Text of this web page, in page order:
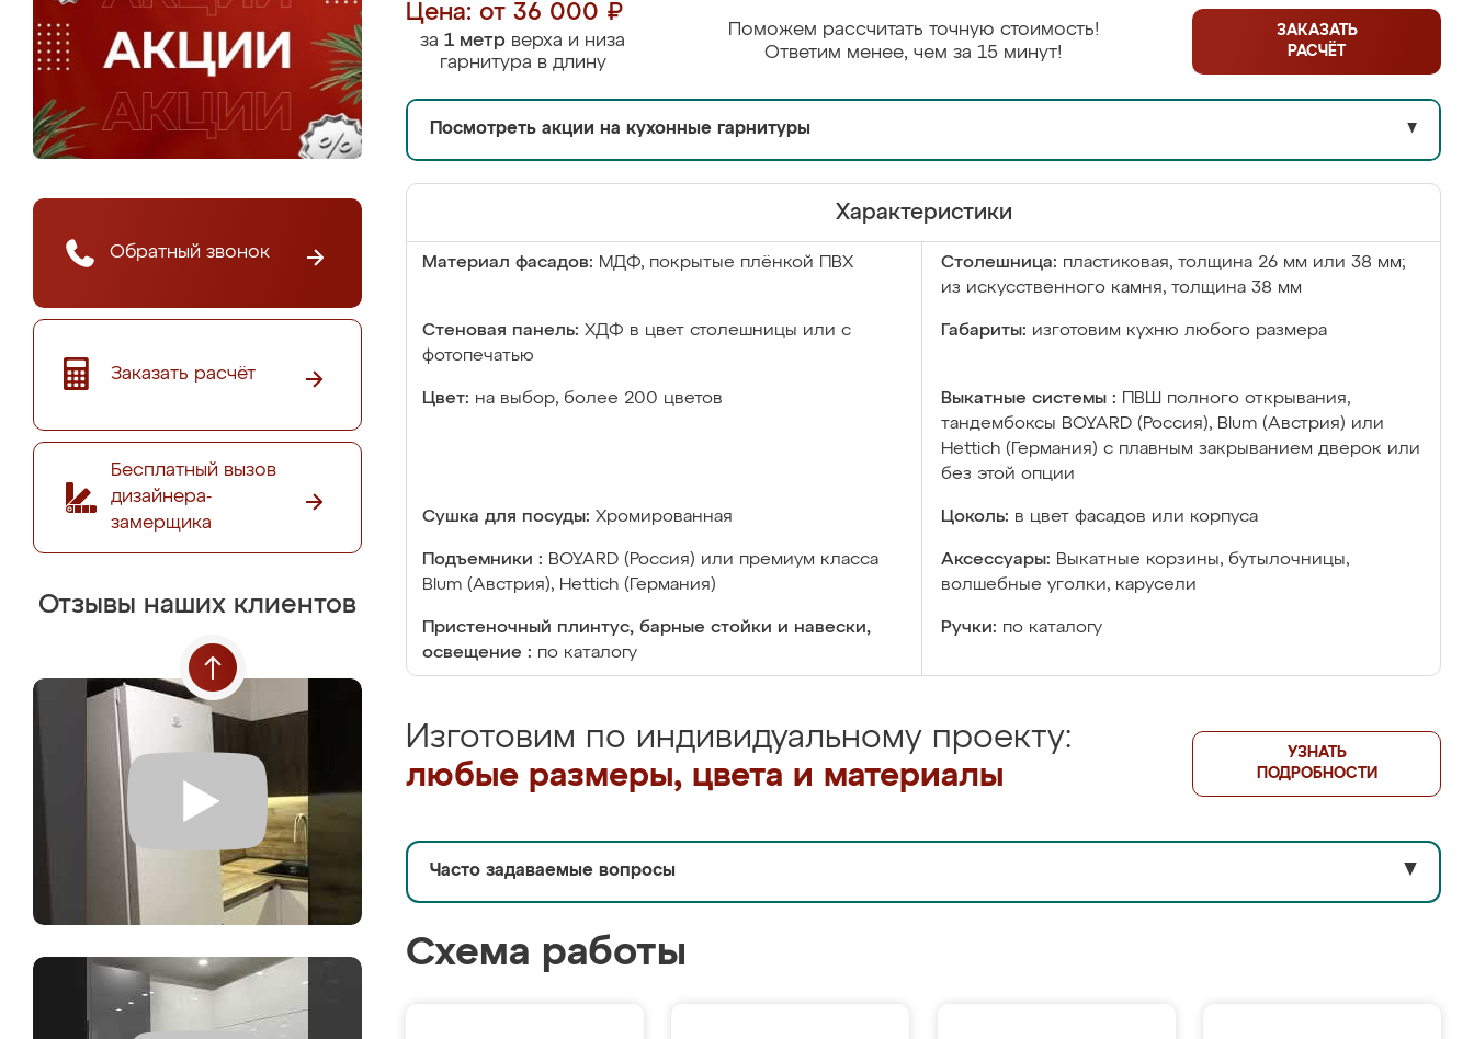
Обратный звонок
Заказать расчёт
Бесплатный вызов
дизайнера-
замерщика
Отзывы наших клиентов
Цена: от 36 000 ₽
за 1 метр верха и низа
гарнитура в длину
Поможем рассчитать точную стоимость!
Ответим менее, чем за 15 минут!
ЗАКАЗАТЬ
РАСЧЁТ
Посмотреть акции на кухонные гарнитуры ▼
Характеристики
Материал фасадов: МДФ, покрытые плёнкой ПВХ Столешница: пластиковая, толщина 26 мм или 38 мм;
из искусственного камня, толщина 38 мм
Стеновая панель: ХДФ в цвет столешницы или с
фотопечатью
Габариты: изготовим кухню любого размера
Цвет: на выбор, более 200 цветов Выкатные системы :
ПВШ полного открывания,
тандембоксы BOYARD (Россия), Blum (Австрия) или
Hettich (Германия) с плавным закрыванием дверок или
без этой опции
Сушка для посуды: Хромированная Цоколь: в цвет фасадов или корпуса
Подъемники : BOYARD (Россия) или премиум класса
Blum (Австрия), Hettich (Германия)
Аксессуары: Выкатные корзины, бутылочницы,
волшебные уголки, карусели
Пристеночный плинтус, барные стойки и навески,
освещение : по каталогу
Ручки: по каталогу
Изготовим по индивидуальному проекту:
любые размеры, цвета и материалы
УЗНАТЬ
ПОДРОБНОСТИ
Часто задаваемые вопросы ▼
Схема работы